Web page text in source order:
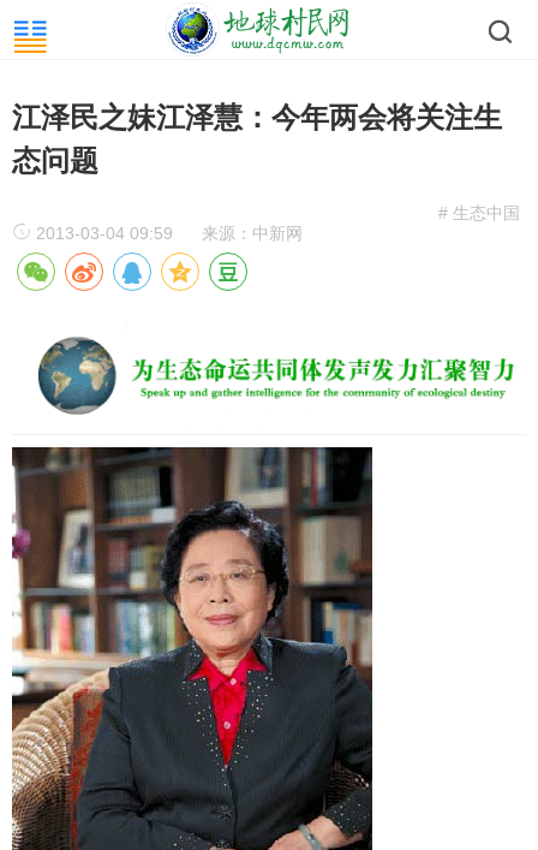
江泽民之妹江泽慧：今年两会将关注生
态问题
# 生态中国
2013-03-04 09:59
来源：中新网